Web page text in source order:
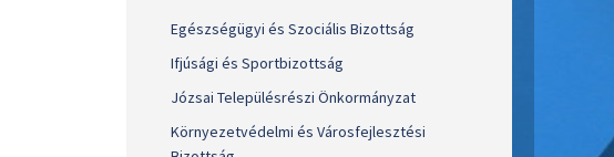
Egészségügyi és Szociális Bizottság
Ifjúsági és Sportbizottság
Józsai Településrészi Önkormányzat
Környezetvédelmi és Városfejlesztési